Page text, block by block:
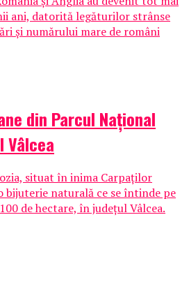
ani, datorită legăturilor strânse
și numărului mare de români
din Parcul Național
Vâlcea
situat în inima Carpaților
bijuterie naturală ce se întinde pe
de hectare, în județul Vâlcea.